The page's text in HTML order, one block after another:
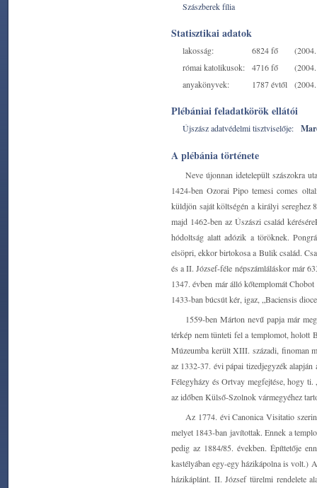
Szászberek fília
Statisztikai adatok
lakosság: 6824 fő
római katolikusok:
4716 fő
anyakönyvek:
1787 évtől
Plébániai feladatkörök ellátói
Újszász adatvédelmi tisztviselője:
A plébánia története
Neve újonnan idetelepült szászokra
1424-ben Ozorai Pipo temesi comes
küldjön saját költségén a királyi sereghez
majd 1462-ben az Úszászi család
hódoltság alatt adózik a töröknek.
elsöpri, ekkor birtokosa a Bulik család.
és a II. József-féle népszámláláskor már
1347. évben már álló kőtemplomát
1433-ban búcsút kér, igaz, „Baciensis
1559-ben Márton nevű papja már
térkép nem tünteti fel a templomot, holott
Múzeumba került XIII. századi, finoman
az 1332-37. évi pápai tizedjegyzék
Félegyházy és Ortvay megfejtése, hogy ti.
az időben Külső-Szolnok vármegyéhez
Az 1774. évi Canonica Visitatio
melyet 1843-ban javítottak. Ennek a
pedig az 1884/85. években. Építtetője
kastélyában egy-egy házikápolna is volt.)
házikáplánt. II. József türelmi rendelete